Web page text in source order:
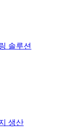
솔루션
생산